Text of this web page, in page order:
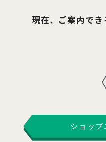
現在、ご案内でき
ショップ